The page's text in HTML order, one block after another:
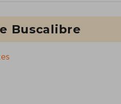
Buscalibre